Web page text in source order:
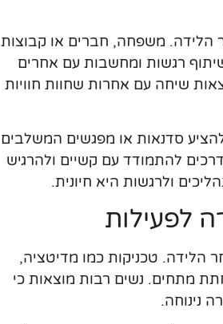
הלידה. משפחה, חברים או קבוצות
רגשות ומחשבות עם אחרים
שיחה עם אחרות שחוות חוויות
סדנאות או מפגשים המשלבים
להתמודד עם קשיים ולהרגיש
ולרגשות היא חיונית.
לפעילות
הלידה. טכניקות כמו מדיטציה,
מתחים. נשים רבות מוצאות כי
נינוחה.